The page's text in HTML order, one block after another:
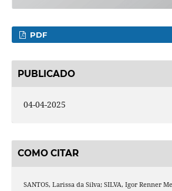
PDF
PUBLICADO
04-04-2025
COMO CITAR
SANTOS, Larissa da Silva; SILVA, Igor Renner